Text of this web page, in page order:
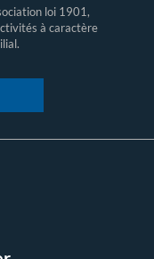
loi 1901,
à caractère